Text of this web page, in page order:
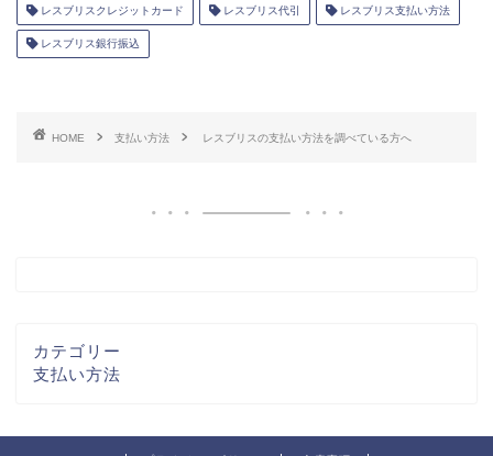
レスブリスクレジットカード レスブリス代引 レスブリス支払い方法
レスブリス銀行振込
HOME 支払い方法 レスブリスの支払い方法を調べている方へ
カテゴリー
支払い方法